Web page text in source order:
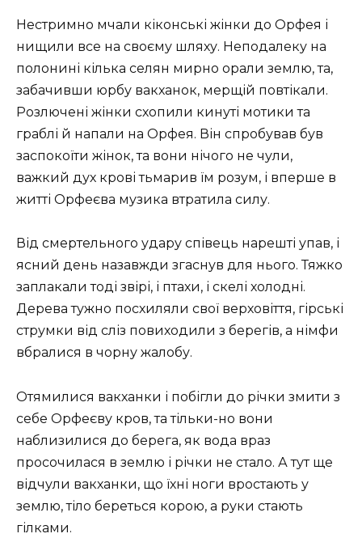
Нестримно мчали кіконські жінки до Орфея і
нищили все на своєму шляху. Неподалеку на
полонині кілька селян мирно орали землю, та,
забачивши юрбу вакханок, мерщій повтікали.
Розлючені жінки схопили кинуті мотики та
граблі й напали на Орфея. Він спробував був
заспокоїти жінок, та вони нічого не чули,
важкий дух крові тьмарив їм розум, і вперше в
житті Орфеєва музика втратила силу.
Від смертельного удару співець нарешті упав, і
ясний день назавжди згаснув для нього. Тяжко
заплакали тоді звірі, і птахи, і скелі холодні.
Дерева тужно посхиляли свої верховіття, гірські
струмки від сліз повиходили з берегів, а німфи
вбралися в чорну жалобу.
Отямилися вакханки і побігли до річки змити з
себе Орфеєву кров, та тільки-но вони
наблизилися до берега, як вода враз
просочилася в землю і річки не стало. А тут ще
відчули вакханки, що їхні ноги вростають у
землю, тіло береться корою, а руки стають
гілками.